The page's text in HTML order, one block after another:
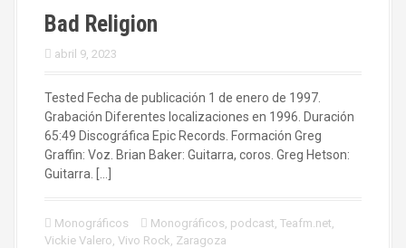
Bad Religion
abril 9, 2023
Tested Fecha de publicación 1 de enero de 1997.
Grabación Diferentes localizaciones en 1996. Duración
65:49 Discográfica Epic Records. Formación Greg
Graffin: Voz. Brian Baker: Guitarra, coros. Greg Hetson:
Guitarra. […]
Monográficos Monográficos, podcast, Teafm.net,
Vickie Valero, Vivo Rock, Zaragoza